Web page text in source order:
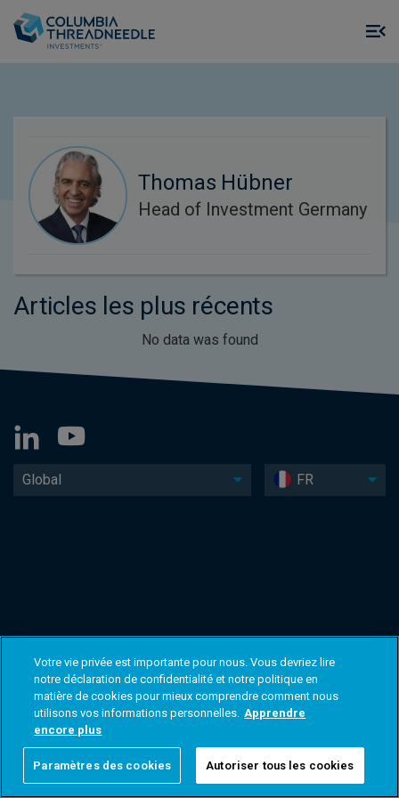
Thomas Hübner
Head of Investment Germany
Articles les plus récents
No data was found
Global FR
Votre vie privée est importante pour nous. Vous devriez lire
notre déclaration de confidentialité et notre politique en
matière de cookies pour mieux comprendre comment nous
utilisons vos informations personnelles. Apprendre
encore plus
Paramètres des cookies Autoriser tous les cookies